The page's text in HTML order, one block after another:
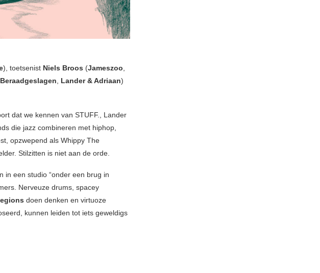
), toetsenist Niels Broos (Jameszoo
Beraadgeslagen Lander & Adriaan)
dat we kennen van STUFF., Lander
die jazz combineren met hiphop,
opzwepend als Whippy The
Stilzitten is niet aan de orde.
in een studio “onder een brug in
Nerveuze drums, spacey
doen denken en virtuoze
kunnen leiden tot iets geweldigs